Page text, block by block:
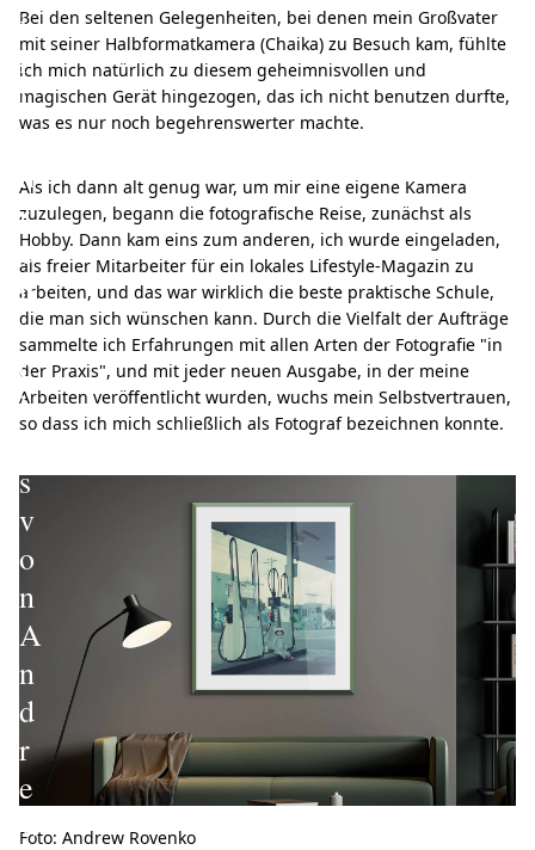
i
r
l
C
h
r
o
n
i
c
l
e
s
v
o
n
A
n
d
r
e
w
Bei den seltenen Gelegenheiten, bei denen mein Großvater
mit seiner Halbformatkamera (Chaika) zu Besuch kam, fühlte
ich mich natürlich zu diesem geheimnisvollen und
magischen Gerät hingezogen, das ich nicht benutzen durfte,
was es nur noch begehrenswerter machte.
Als ich dann alt genug war, um mir eine eigene Kamera
zuzulegen, begann die fotografische Reise, zunächst als
Hobby. Dann kam eins zum anderen, ich wurde eingeladen,
als freier Mitarbeiter für ein lokales Lifestyle-Magazin zu
arbeiten, und das war wirklich die beste praktische Schule,
die man sich wünschen kann. Durch die Vielfalt der Aufträge
sammelte ich Erfahrungen mit allen Arten der Fotografie "in
der Praxis", und mit jeder neuen Ausgabe, in der meine
Arbeiten veröffentlicht wurden, wuchs mein Selbstvertrauen,
so dass ich mich schließlich als Fotograf bezeichnen konnte.
Foto: Andrew Rovenko